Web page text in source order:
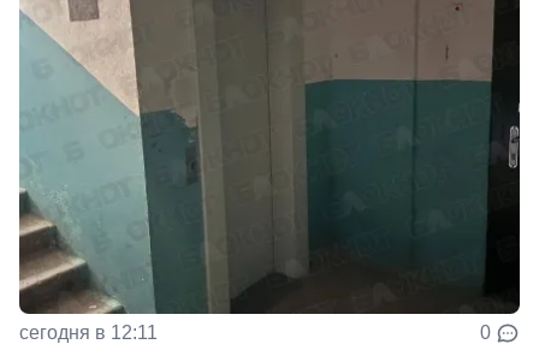
сегодня в 12:11 0